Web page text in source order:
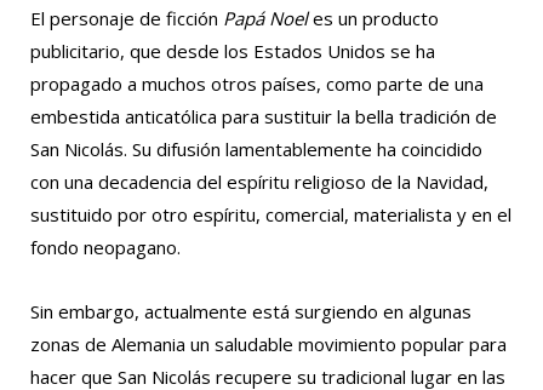
El personaje de ficción Papá Noeles un producto
publicitario, que desde los Estados Unidos se ha
propagado a muchos otros países, como parte de una
embestida anticatólica para sustituir la bella tradición de
San Nicolás. Su difusión lamentablemente ha coincidido
con una decadencia del espíritu religioso de la Navidad,
sustituido por otro espíritu, comercial, materialista y en el
fondo neopagano.
Sin embargo, actualmente está surgiendo en algunas
zonas de Alemania un saludable movimiento popular para
hacer que San Nicolás recupere su tradicional lugar en las